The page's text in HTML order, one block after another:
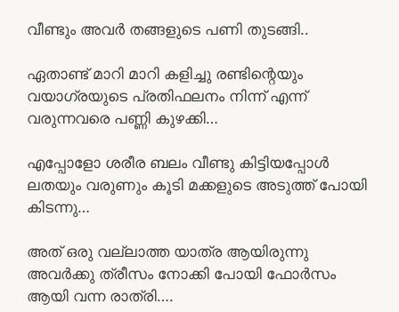
വീണ്ടും അവർ തങ്ങളുടെ പണി തുടങ്ങി..
ഏതാണ്ട് മാറി മാറി കളിച്ചു രണ്ടിന്റെയും
വയാഗ്രയുടെ പ്രതിഫലനം നിന്ന് എന്ന്
വരുന്നവരെ പണ്ണി കുഴക്കി…
എപ്പോളോ ശരീര ബലം വീണ്ടു കിട്ടിയപ്പോൾ
ലതയും വരുണും കൂടി മക്കളുടെ അടുത്ത് പോയി
കിടന്നു…
അത് ഒരു വല്ലാത്ത യാത്ര ആയിരുന്നു
അവർക്കു ത്രീസം നോക്കി പോയി ഫോർസം
ആയി വന്ന രാത്രി….